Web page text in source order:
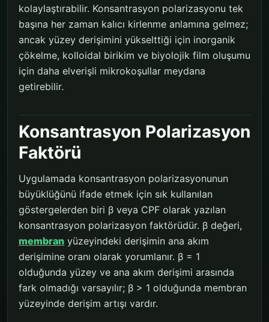
kolaylaştırabilir. Konsantrasyon polarizasyonu tek
başına her zaman kalıcı kirlenme anlamına gelmez;
ancak yüzey derişimini yükselttiği için inorganik
çökelme, kolloidal birikim ve biyolojik film oluşumu
için daha elverişli mikrokoşullar meydana
getirebilir.
Konsantrasyon Polarizasyon
Faktörü
Uygulamada konsantrasyon polarizasyonunun
büyüklüğünü ifade etmek için sık kullanılan
göstergelerden biri β veya CPF olarak yazılan
konsantrasyon polarizasyon faktörüdür. β değeri,
membran yüzeyindeki derişimin ana akım
derişimine oranı olarak yorumlanır. β = 1
olduğunda yüzey ve ana akım derişimi arasında
fark olmadığı varsayılır; β > 1 olduğunda membran
yüzeyinde derişim artışı vardır.